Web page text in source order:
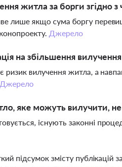
житла за борги згідно з
лише якщо сума боргу
Джерело
на збільшення
ризик вилучення житла, а
Джерело
яке можуть вилучити, не
існують законні
підсумок змісту